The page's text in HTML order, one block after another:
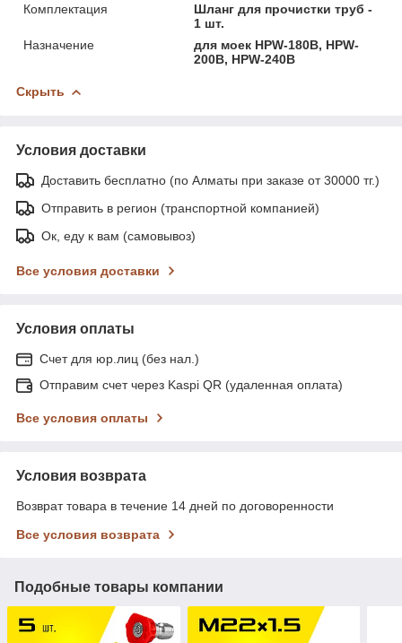
Комплектация
Шланг для прочистки труб -
1 шт.
Назначение
для моек HPW-180B, HPW-
200B, HPW-240B
Скрыть
Условия доставки
Доставить бесплатно (по Алматы при заказе от 30000 тг.)
Отправить в регион (транспортной компанией)
Ок, еду к вам (самовывоз)
Все условия доставки
Условия оплаты
Счет для юр.лиц (без нал.)
Отправим счет через Kaspi QR (удаленная оплата)
Все условия оплаты
Условия возврата
Возврат товара в течение 14 дней по договоренности
Все условия возврата
Подобные товары компании